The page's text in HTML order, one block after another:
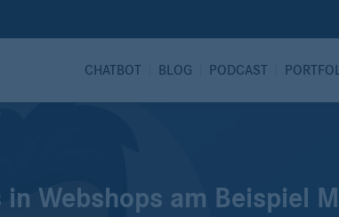
CHATBOT BLOG PODCAST
Webshops am Beispiel